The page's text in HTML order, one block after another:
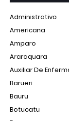
Administrativo
Americana
Amparo
Araraquara
Auxiliar De
Barueri
Bauru
Botucatu